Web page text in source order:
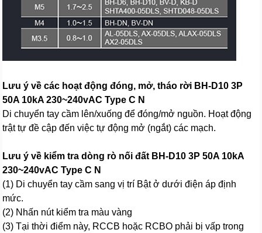
Lưu ý về các hoạt động đóng, mở, tháo rời BH-D10 3P
50A 10kA 230~240vAC Type C N
Di chuyển tay cầm lên/xuống để đóng/mở nguồn. Hoạt động
trật tự đề cập đến việc tự động mở (ngắt) các mạch.
Lưu ý về kiểm tra dòng rò nối đất BH-D10 3P 50A 10kA
230~240vAC Type C N
(1) Di chuyển tay cầm sang vị trí Bật ở dưới điện áp định
mức.
(2) Nhấn nút kiểm tra màu vàng
(3) Tại thời điểm này, RCCB hoặc RCBO phải bị vấp trong